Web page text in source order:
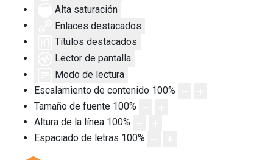
Alta saturación
Enlaces destacados
Títulos destacados
Lector de pantalla
Modo de lectura
Escalamiento de contenido 100%
Tamaño de fuente 100%
Altura de la línea 100%
Espaciado de letras 100%